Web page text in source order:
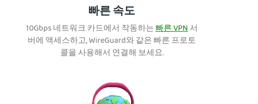
빠른 속도
10Gbps 네트워크 카드에서 작동하는빠른 VPN서
버에 액세스하고, WireGuard와 같은 빠른 프로토
콜을 사용해서 연결해 보세요.